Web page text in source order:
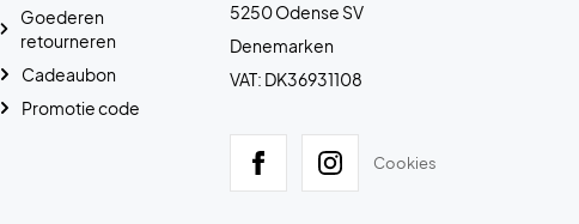
5250 Odense SV
Denemarken
VAT: DK36931108
Cookies
Goederen
retourneren
Cadeaubon
Promotie code